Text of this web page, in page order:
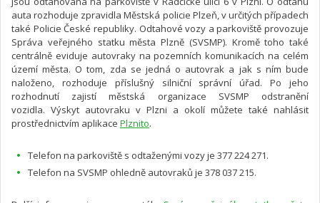
auta rozhoduje zpravidla Městská policie Plzeň, v určitých případech
také Policie České republiky. Odtahové vozy a parkoviště provozuje
Správa veřejného statku města Plzně (SVSMP). Kromě toho také
centrálně eviduje autovraky na pozemních komunikacích na celém
území města. O tom, zda se jedná o autovrak a jak s ním bude
naloženo, rozhoduje příslušný silniční správní úřad. Po jeho
rozhodnutí zajistí městská organizace SVSMP odstranění
vozidla. Výskyt autovraku v Plzni a okolí můžete také nahlásit
prostřednictvím aplikace Plznito.
Telefon na parkoviště s odtaženými vozy je 377 224 271.
Telefon na SVSMP ohledně autovraků je 378 037 215.